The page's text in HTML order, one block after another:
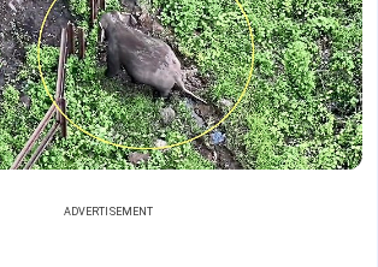
ADVERTISEMENT